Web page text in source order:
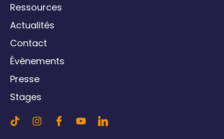
Ressources
Actualités
Contact
Évènements
Presse
Stages